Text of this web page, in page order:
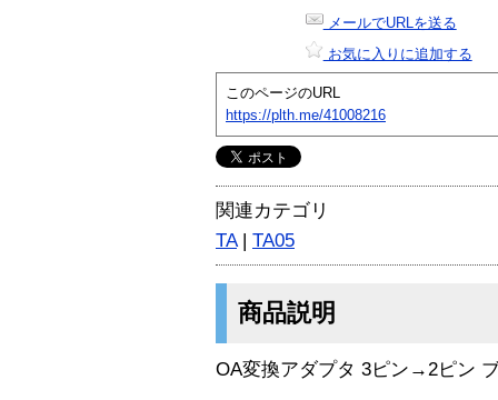
メールでURLを送る
お気に入りに追加する
このページのURL
https://plth.me/41008216
関連カテゴリ
TA| TA05
商品説明
OA変換アダプタ 3ピン→2ピン